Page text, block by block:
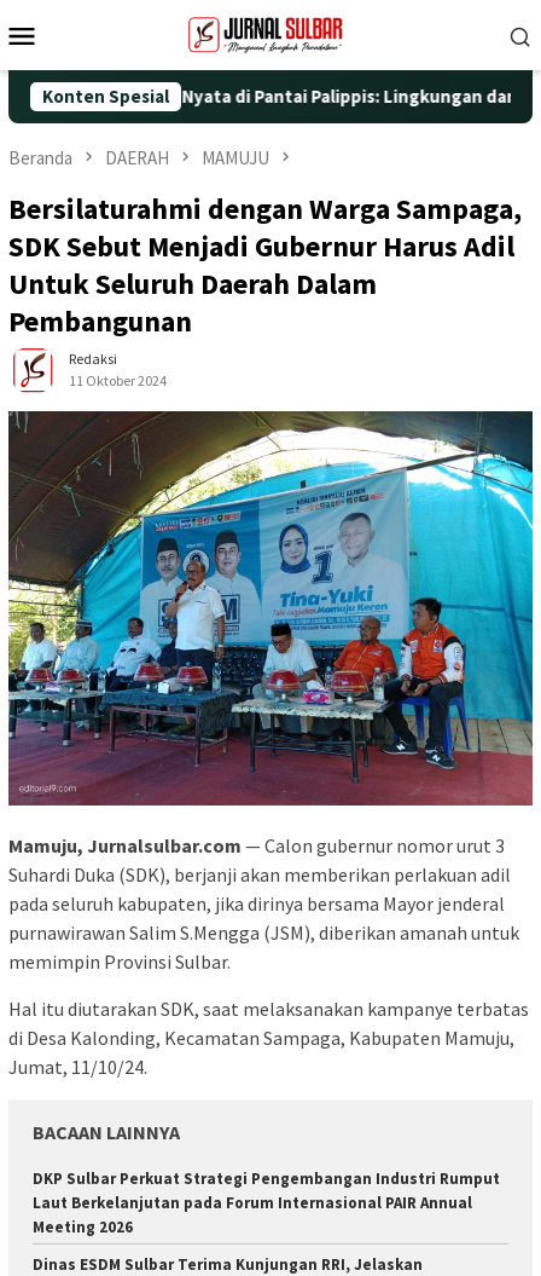
ke
Mobile
Konten Spesial
Aksi Nyata di Pantai Palippis: Lingkungan dan Kesehatan
Beranda DAERAH MAMUJU
Bersilaturahmi dengan Warga Sampaga,
SDK Sebut Menjadi Gubernur Harus Adil
Untuk Seluruh Daerah Dalam
Pembangunan
Redaksi
11 Oktober 2024
Mamuju, Jurnalsulbar.com — Calon gubernur nomor urut 3
Suhardi Duka (SDK), berjanji akan memberikan perlakuan adil
pada seluruh kabupaten, jika dirinya bersama Mayor jenderal
purnawirawan Salim S.Mengga (JSM), diberikan amanah untuk
memimpin Provinsi Sulbar.
Hal itu diutarakan SDK, saat melaksanakan kampanye terbatas
di Desa Kalonding, Kecamatan Sampaga, Kabupaten Mamuju,
Jumat, 11/10/24.
BACAAN LAINNYA
DKP Sulbar Perkuat Strategi Pengembangan Industri Rumput
Laut Berkelanjutan pada Forum Internasional PAIR Annual
Meeting 2026
Dinas ESDM Sulbar Terima Kunjungan RRI, Jelaskan